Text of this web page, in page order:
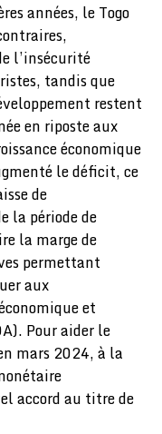
années, le Togo
l’insécurité
tandis que
restent
en riposte aux
économique
le déficit, ce
de
la période de
la marge de
permettant
aux
et
Pour aider le
mars 2024, à la
accord au titre de